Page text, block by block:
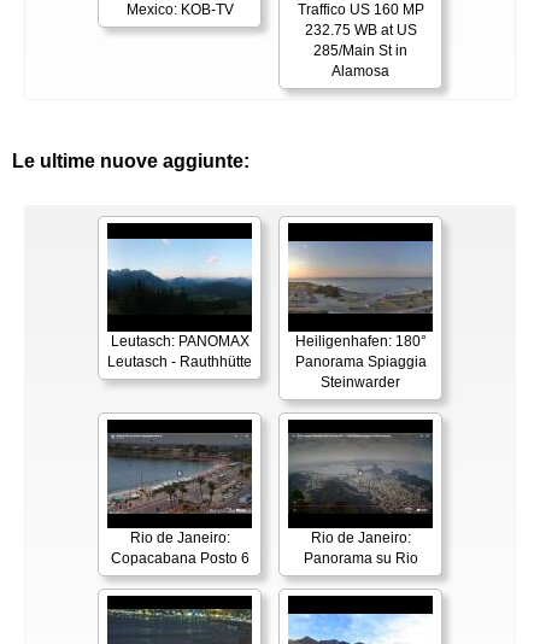
Mexico: KOB-TV
Traffico US 160 MP
232.75 WB at US
285/Main St in
Alamosa
Le ultime nuove aggiunte:
Leutasch: PANOMAX
Leutasch - Rauthhütte
Heiligenhafen: 180°
Panorama Spiaggia
Steinwarder
Rio de Janeiro:
Copacabana Posto 6
Rio de Janeiro:
Panorama su Rio